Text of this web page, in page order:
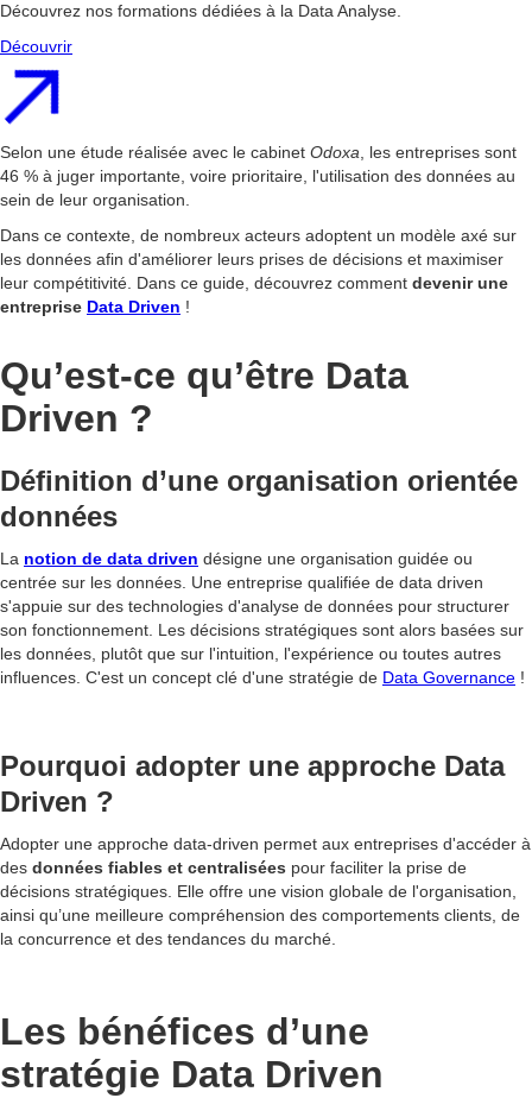
Découvrez nos formations dédiées à la Data Analyse.
Découvrir
Selon une étude réalisée avec le cabinet Odoxa , les entreprises sont
46 % à juger importante, voire prioritaire, l'utilisation des données au
sein de leur organisation.
Dans ce contexte, de nombreux acteurs adoptent un modèle axé sur
les données afin d'améliorer leurs prises de décisions et maximiser
leur compétitivité. Dans ce guide, découvrez comment devenir une
entreprise Data Driven !
Qu’est-ce qu’être Data
Driven ?
Définition d’une organisation orientée
données
La notion de data driven désigne une organisation guidée ou
centrée sur les données. Une entreprise qualifiée de data driven
s'appuie sur des technologies d'analyse de données pour structurer
son fonctionnement. Les décisions stratégiques sont alors basées sur
les données, plutôt que sur l'intuition, l'expérience ou toutes autres
influences. C'est un concept clé d'une stratégie de Data Governance !
Pourquoi adopter une approche Data
Driven ?
Adopter une approche data-driven permet aux entreprises d'accéder à
des données fiables et centralisées pour faciliter la prise de
décisions stratégiques. Elle offre une vision globale de l'organisation,
ainsi qu’une meilleure compréhension des comportements clients, de
la concurrence et des tendances du marché.
Les bénéfices d’une
stratégie Data Driven